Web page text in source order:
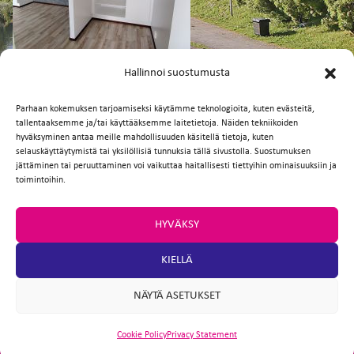
Hallinnoi suostumusta
Parhaan kokemuksen tarjoamiseksi käytämme teknologioita, kuten evästeitä,
tallentaaksemme ja/tai käyttääksemme laitetietoja. Näiden tekniikoiden
hyväksyminen antaa meille mahdollisuuden käsitellä tietoja, kuten
selauskäyttäytymistä tai yksilöllisiä tunnuksia tällä sivustolla. Suostumuksen
jättäminen tai peruuttaminen voi vaikuttaa haitallisesti tiettyihin ominaisuuksiin ja
toimintoihin.
HYVÄKSY
KIELLÄ
NÄYTÄ ASETUKSET
Cookie PolicyPrivacy Statement
FI
Facebook
TwitterEmailWhatsApp